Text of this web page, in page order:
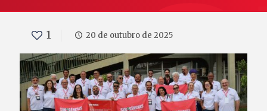
1 20 de outubro de 2025